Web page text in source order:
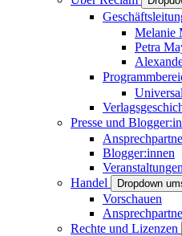
Melanie
Petra
Presse und
Blogger:innen
Veranstaltungen
Handel
Dropdown
Vorschauen
Rechte und Lizenzen